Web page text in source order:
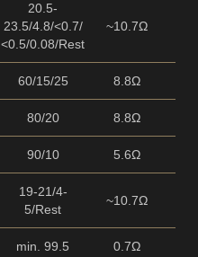
20.5-
23.5/4.8/<0.7/
<0.5/0.08/Rest
~10.7Ω
60/15/25 8.8Ω
80/20 8.8Ω
90/10 5.6Ω
19-21/4-
5/Rest
~10.7Ω
min. 99.5 0.7Ω